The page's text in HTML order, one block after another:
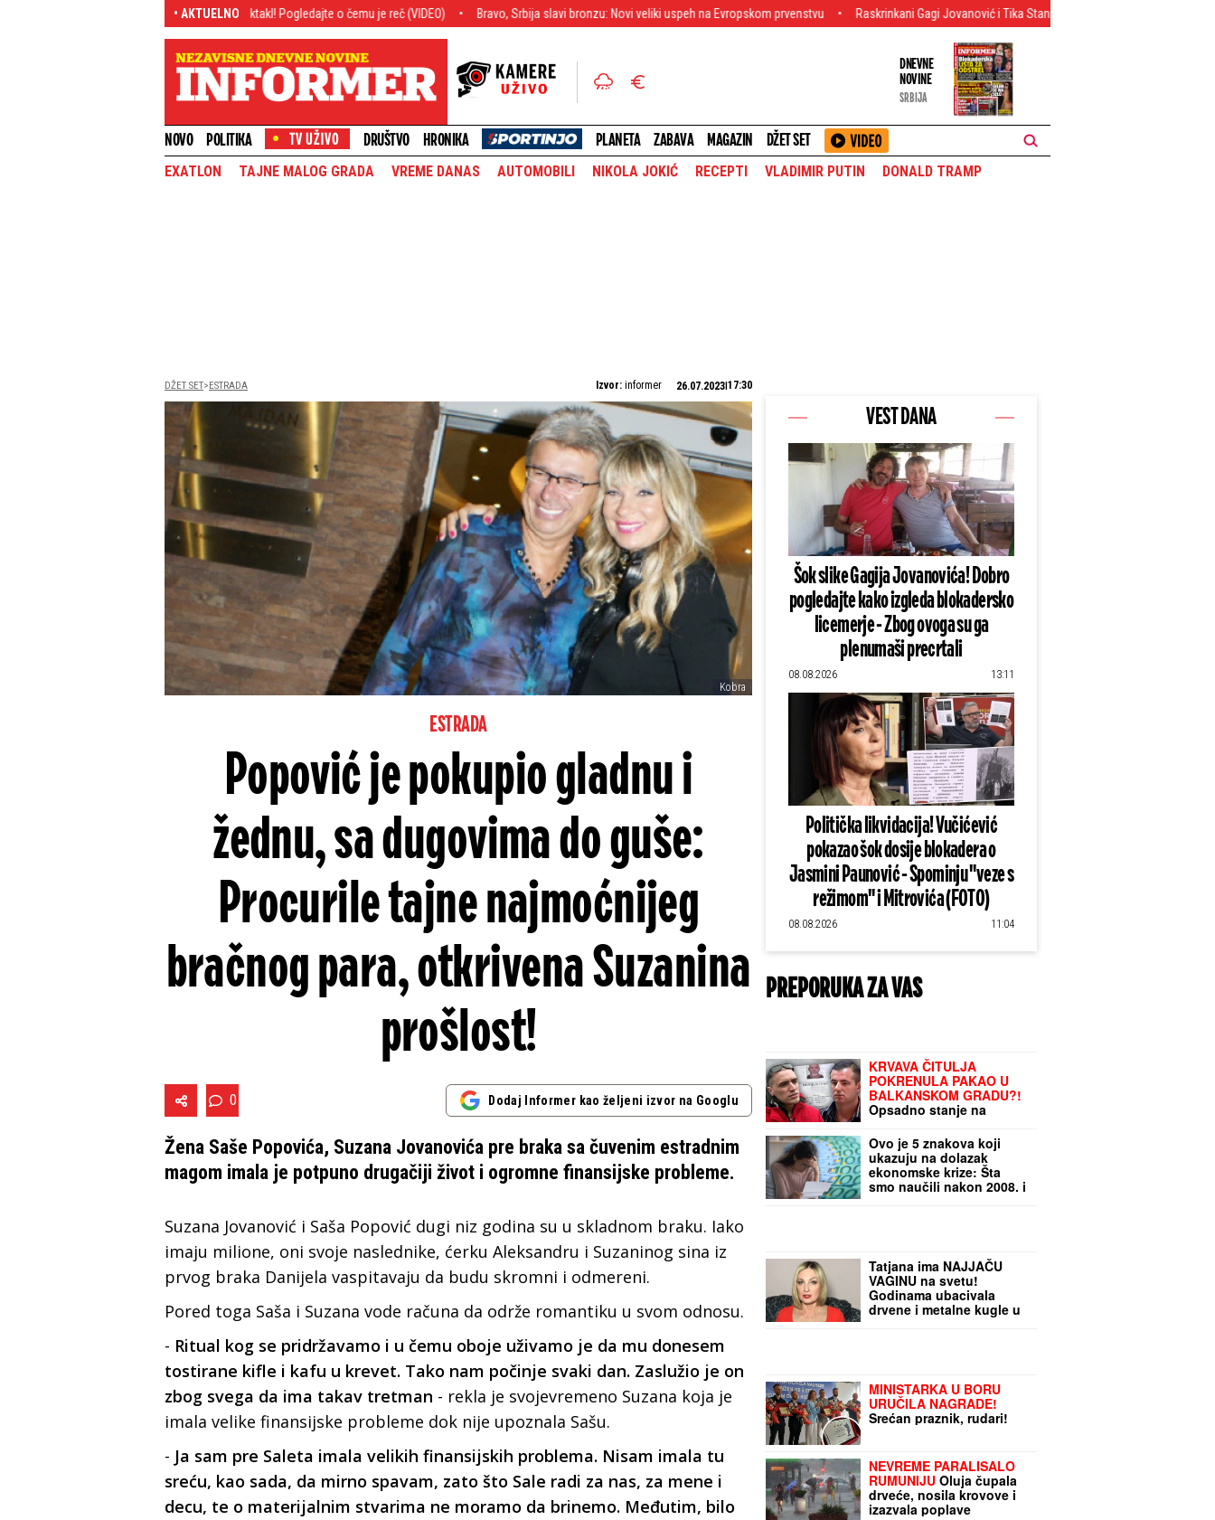
• AKTUELNO
U ovom gradu kreće spektakl! Pogledajte o čemu je reč (VIDEO) Bravo, Srbija slavi bronzu: Novi veliki uspeh na Evropskom prvenstvu Raskrinkani Gagi Jovanović i Tika Stanić! Darko Glišić se uključio u Kolegijum, pa
DNEVNE
NOVINE
SRBIJA
NOVO POLITIKA DRUŠTVO HRONIKA PLANETA ZABAVA MAGAZIN DŽET SET
EXATLON TAJNE MALOG GRADA VREME DANAS AUTOMOBILI NIKOLA JOKIĆ RECEPTI VLADIMIR PUTIN DONALD TRAMP
DŽET SET ESTRADA Izvor: informer 26.07.2023 17:30
Kobra
ESTRADA
Popović je pokupio gladnu i
žednu, sa dugovima do guše:
Procurile tajne najmoćnijeg
bračnog para, otkrivena Suzanina
prošlost!
0 Dodaj Informer kao željeni izvor na Googlu
Žena Saše Popovića, Suzana Jovanovića pre braka sa čuvenim estradnim
magom imala je potpuno drugačiji život i ogromne finansijske probleme.
Suzana Jovanović i Saša Popović dugi niz godina su u skladnom braku. Iako
imaju milione, oni svoje naslednike, ćerku Aleksandru i Suzaninog sina iz
prvog braka Danijela vaspitavaju da budu skromni i odmereni.
Pored toga Saša i Suzana vode računa da održe romantiku u svom odnosu.
- Ritual kog se pridržavamo i u čemu oboje uživamo je da mu donesem
tostirane kifle i kafu u krevet. Tako nam počinje svaki dan. Zaslužio je on
zbog svega da ima takav tretman - rekla je svojevremeno Suzana koja je
imala velike finansijske probleme dok nije upoznala Sašu.
- Ja sam pre Saleta imala velikih finansijskih problema. Nisam imala tu
sreću, kao sada, da mirno spavam, zato što Sale radi za nas, za mene i
decu, te o materijalnim stvarima ne moramo da brinemo. Međutim, bilo
VEST DANA
Šok slike Gagija Jovanovića! Dobro
pogledajte kako izgleda blokadersko
licemerje - Zbog ovoga su ga
plenumaši precrtali
08.08.2026 13:11
Politička likvidacija! Vučićević
pokazao šok dosije blokadera o
Jasmini Paunović - Spominju "veze s
režimom" i Mitrovića (FOTO)
08.08.2026 11:04
PREPORUKA ZA VAS
KRVAVA ČITULJA
POKRENULA PAKAO U
BALKANSKOM GRADU?!
Opsadno stanje na
SVE STRANE: Drama
počela ubistvom na
sastanku zbog duga
Zviceru, onda je usledio
HAOS (FOTO)
Ovo je 5 znakova koji
ukazuju na dolazak
ekonomske krize: Šta
smo naučili nakon 2008. i
Tatjana ima NAJJAČU
VAGINU na svetu!
Godinama ubacivala
drvene i metalne kugle u
MINISTARKA U BORU
URUČILA NAGRADE!
Srećan praznik, rudari!
NEVREME PARALISALO
RUMUNIJU Oluja čupala
drveće, nosila krovove i
izazvala poplave